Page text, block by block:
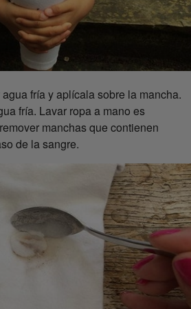
fría y aplícala sobre la mancha.
fría. Lavar ropa a mano es
manchas que contienen
de la sangre.